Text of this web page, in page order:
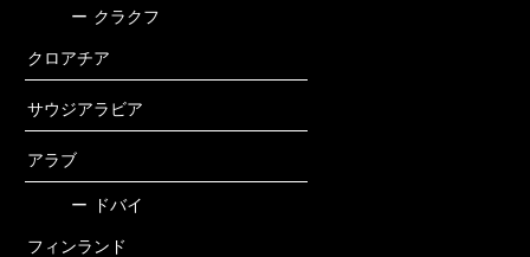
ー クラクフ
クロアチア
サウジアラビア
アラブ
ー ドバイ
フィンランド